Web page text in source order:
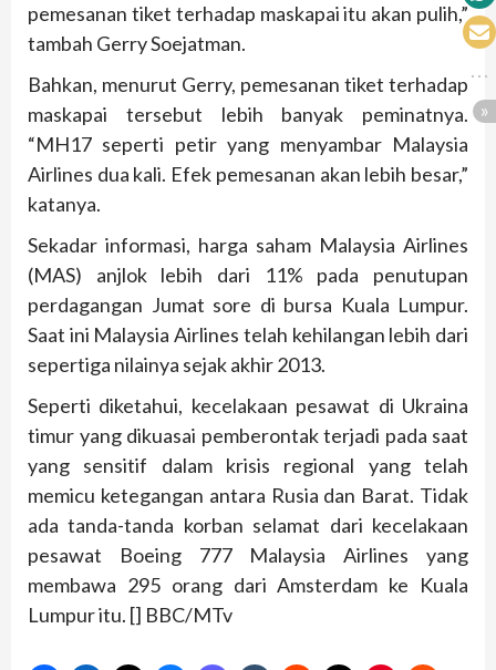
pemesanan tiket terhadap maskapai itu akan pulih,”
tambah Gerry Soejatman.
Bahkan, menurut Gerry, pemesanan tiket terhadap
maskapai tersebut lebih banyak peminatnya.
“MH17 seperti petir yang menyambar Malaysia
Airlines dua kali. Efek pemesanan akan lebih besar,”
katanya.
Sekadar informasi, harga saham Malaysia Airlines
(MAS) anjlok lebih dari 11% pada penutupan
perdagangan Jumat sore di bursa Kuala Lumpur.
Saat ini Malaysia Airlines telah kehilangan lebih dari
sepertiga nilainya sejak akhir 2013.
Seperti diketahui, kecelakaan pesawat di Ukraina
timur yang dikuasai pemberontak terjadi pada saat
yang sensitif dalam krisis regional yang telah
memicu ketegangan antara Rusia dan Barat. Tidak
ada tanda-tanda korban selamat dari kecelakaan
pesawat Boeing 777 Malaysia Airlines yang
membawa 295 orang dari Amsterdam ke Kuala
Lumpur itu. [] BBC/MTv